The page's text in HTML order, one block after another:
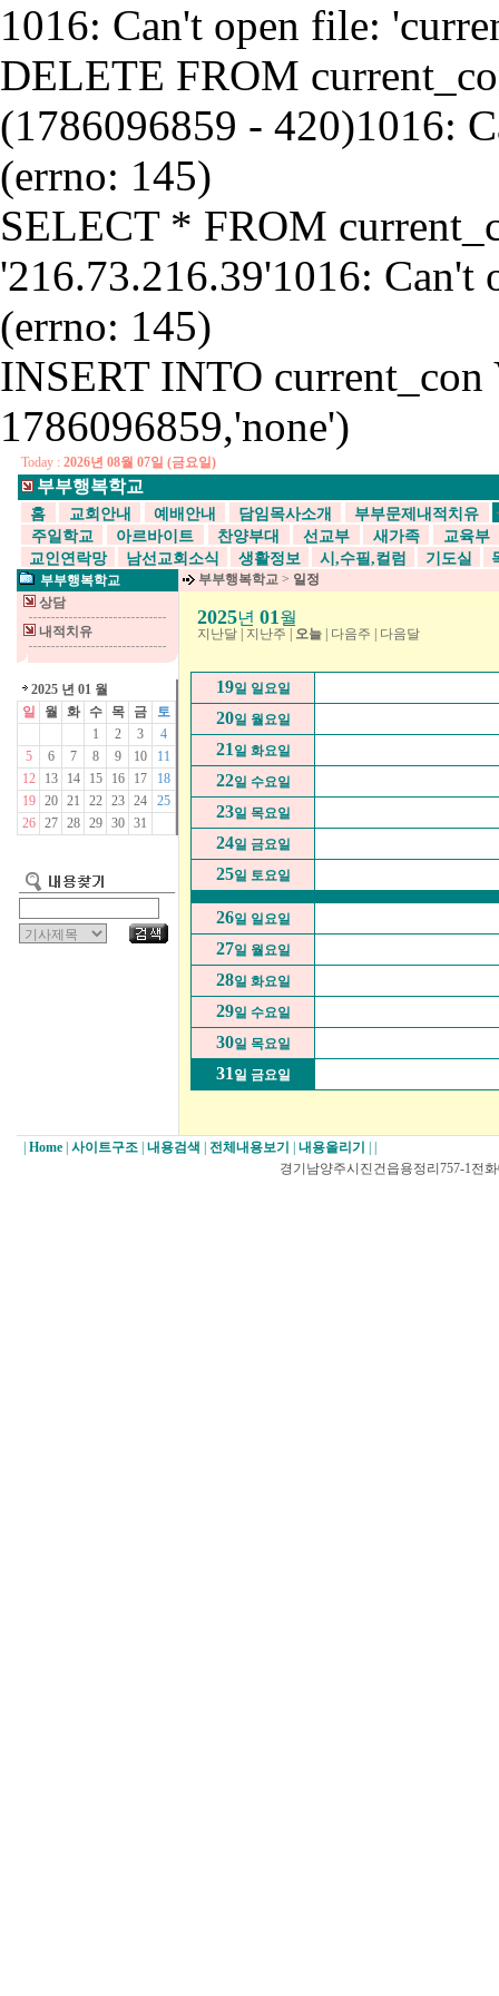
1016: Can't open file:
DELETE FROM
(1786096859 - 420)1016:
(errno: 145)
SELECT * FROM
'216.73.216.39'1016:
(errno: 145)
INSERT INTO
1786096859,'none')
Today : 2026년 08월 07일 (금요일)
부부행복학교
홈 교회안내 예배안내 담임목사소개
부부문제내적치유
주일학교
아르바이트 찬양부대 선교부 새가족
교육부
교인연락망
남선교회소식 생활정보 시,수필,컬럼 기도실
부부행복학교
상담
내적치유
2025 년 01 월
일
월 화 수 목 금
토
1
2 3
4
5
6 7 8 9 10
11
12
13 14 15 16 17
18
19
20 21 22 23 24
25
26
27 28 29 30 31
부부행복학교 > 일정
2025년 01월
지난달 지난주 오늘 다음주 다음달
19일 일요일
20일 월요일
21일 화요일
22일 수요일
23일 목요일
24일 금요일
25일 토요일
26일 일요일
27일 월요일
28일 화요일
29일 수요일
30일 목요일
31일 금요일
Home 사이트구조 내용검색 전체내용보기 내용올리기
경기남양주시진건읍용정리757-1전화